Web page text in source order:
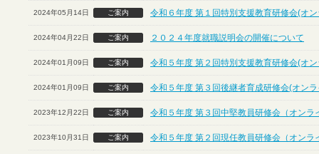
2024年05月14日 ご案内 令和６年度 第１回特別支援教育研修会(オ
2024年04月22日 ご案内 ２０２４年度就職説明会の開催について
2024年01月09日 ご案内 令和５年度 第２回特別支援教育研修会(オ
2024年01月09日 ご案内 令和５年度 第３回後継者育成研修会(オン
2023年12月22日 ご案内 令和５年度 第３回中堅教員研修会（オンラ
2023年10月31日 ご案内 令和５年度 第２回現任教員研修会（オンラ